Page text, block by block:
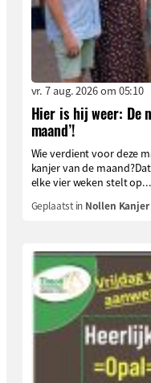
vr. 7 aug. 2026 om 05:10
Hier is hij weer: De
maand’!
Wie verdient voor deze
kanjer van de
elke vier weken stelt op...
Geplaatst in Nollen